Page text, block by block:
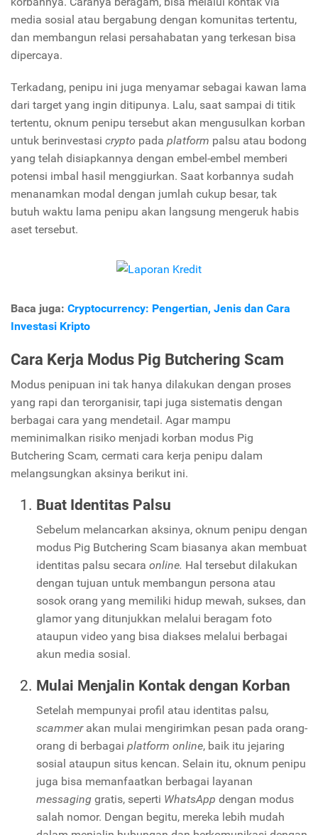
media sosial atau bergabung dengan komunitas tertentu,
dan membangun relasi persahabatan yang terkesan bisa
dipercaya.
Terkadang, penipu ini juga menyamar sebagai kawan lama
dari target yang ingin ditipunya. Lalu, saat sampai di titik
tertentu, oknum penipu tersebut akan mengusulkan korban
untuk berinvestasi crypto pada platform palsu atau bodong
yang telah disiapkannya dengan embel-embel memberi
potensi imbal hasil menggiurkan. Saat korbannya sudah
menanamkan modal dengan jumlah cukup besar, tak
butuh waktu lama penipu akan langsung mengeruk habis
aset tersebut.
Baca juga: Cryptocurrency: Pengertian, Jenis dan Cara
Investasi Kripto
Cara Kerja Modus Pig Butchering Scam
Modus penipuan ini tak hanya dilakukan dengan proses
yang rapi dan terorganisir, tapi juga sistematis dengan
berbagai cara yang mendetail. Agar mampu
meminimalkan risiko menjadi korban modus Pig
Butchering Scam, cermati cara kerja penipu dalam
melangsungkan aksinya berikut ini.
Buat Identitas Palsu
Sebelum melancarkan aksinya, oknum penipu dengan
modus Pig Butchering Scam biasanya akan membuat
identitas palsu secara online. Hal tersebut dilakukan
dengan tujuan untuk membangun persona atau
sosok orang yang memiliki hidup mewah, sukses, dan
glamor yang ditunjukkan melalui beragam foto
ataupun video yang bisa diakses melalui berbagai
akun media sosial.
Mulai Menjalin Kontak dengan Korban
Setelah mempunyai profil atau identitas palsu,
scammer akan mulai mengirimkan pesan pada orang-
orang di berbagai platform online, baik itu jejaring
sosial ataupun situs kencan. Selain itu, oknum penipu
juga bisa memanfaatkan berbagai layanan
messaging gratis, seperti WhatsApp dengan modus
salah nomor. Dengan begitu, mereka lebih mudah